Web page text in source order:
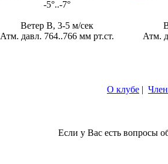
-5°..-7°
Ветер В, 3-5 м/сек
Атм. давл. 764..766 мм рт.ст.
Атм.
О клубе |
Если у Вас есть вопросы